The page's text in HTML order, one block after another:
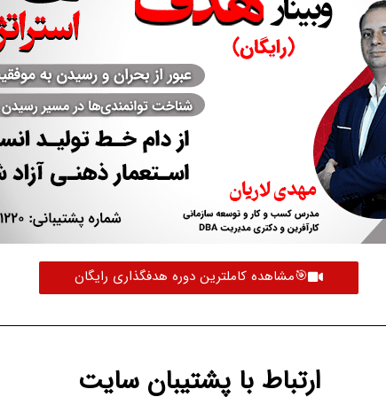
🎯مشاهده کاملترین دوره هدفگذاری رایگان
ارتباط با پشتیبان سایت